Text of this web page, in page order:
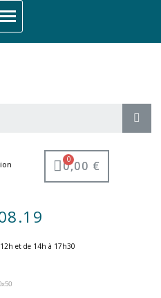
0,00 €
et de 14h à 17h30